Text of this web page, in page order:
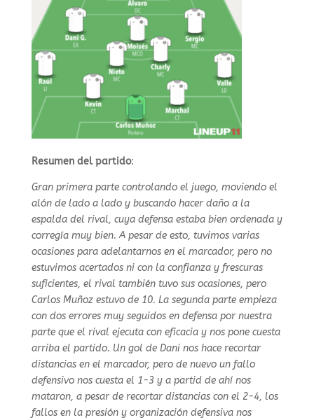
Resumen del partido:
Gran primera parte controlando el juego, moviendo el
alón de lado a lado y buscando hacer daño a la
espalda del rival, cuya defensa estaba bien ordenada y
corregía muy bien. A pesar de esto, tuvimos varias
ocasiones para adelantarnos en el marcador, pero no
estuvimos acertados ni con la confianza y frescuras
suficientes, el rival también tuvo sus ocasiones, pero
Carlos Muñoz estuvo de 10. La segunda parte empieza
con dos errores muy seguidos en defensa por nuestra
parte que el rival ejecuta con eficacia y nos pone cuesta
arriba el partido. Un gol de Dani nos hace recortar
distancias en el marcador, pero de nuevo un fallo
defensivo nos cuesta el 1-3 y a partid de ahí nos
mataron, a pesar de recortar distancias con el 2-4, los
fallos en la presión y organización defensiva nos